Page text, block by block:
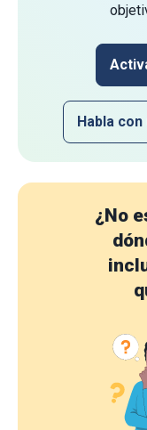
Habla
¿No